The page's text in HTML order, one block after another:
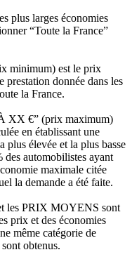
plus larges économies
“Toute la France”
minimum) est le prix
prestation donnée dans les
la France.
XX €” (prix maximum)
en établissant une
plus élevée et la plus basse
automobilistes ayant
maximale citée
la demande a été faite.
les PRIX MOYENS sont
prix et des économies
même catégorie de
obtenus.